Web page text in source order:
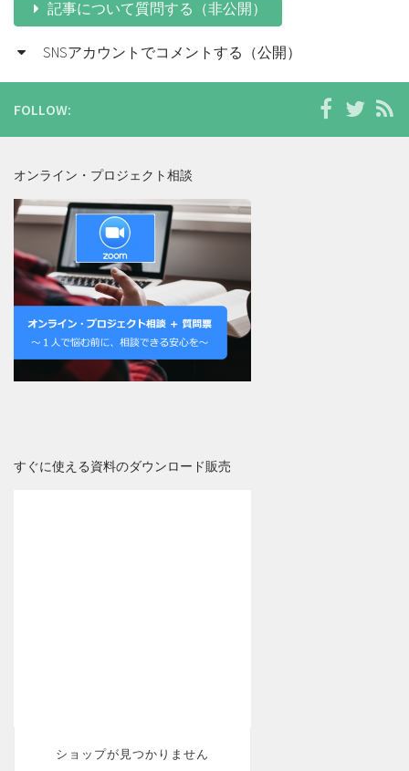
記事について質問する（非公開）
SNSアカウントでコメントする（公開）
FOLLOW:
オンライン・プロジェクト相談
すぐに使える資料のダウンロード販売